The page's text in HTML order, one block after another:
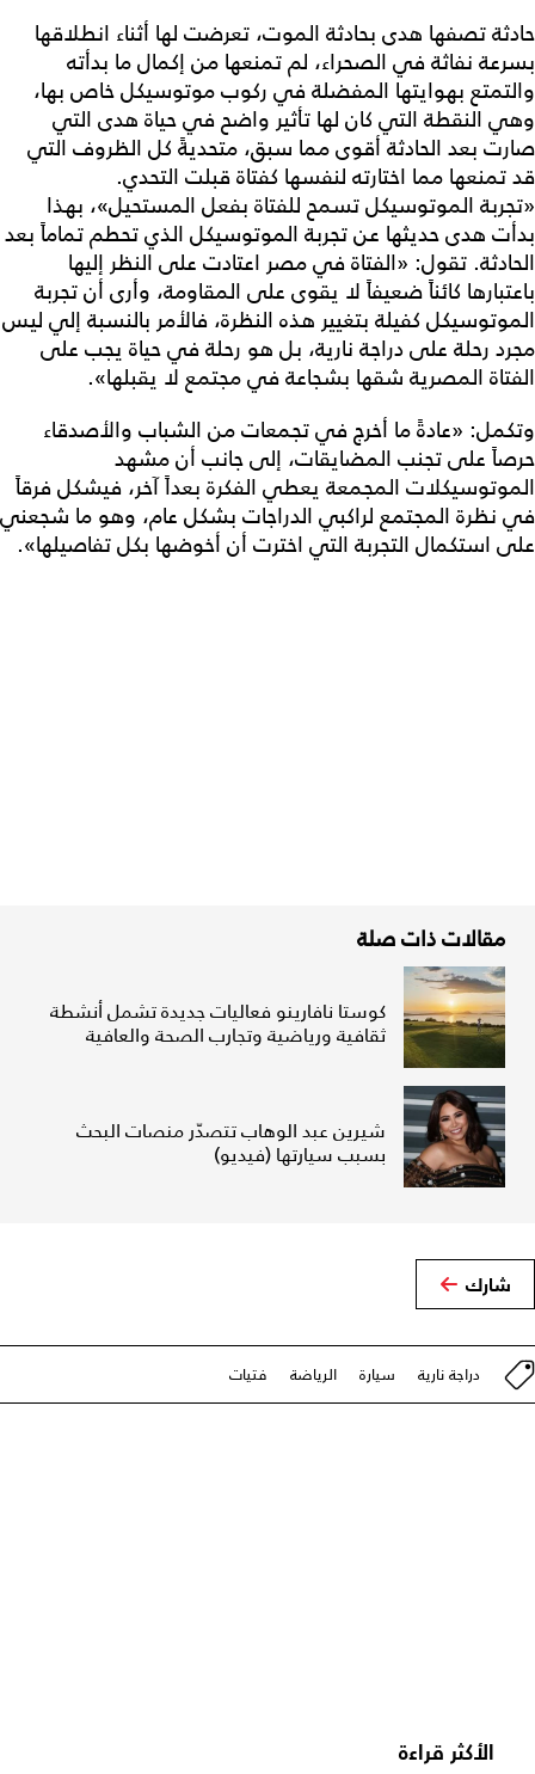
حادثة تصفها هدى بحادثة الموت، تعرضت لها أثناء انطلاقها
بسرعة نفاثة في الصحراء، لم تمنعها من إكمال ما بدأته
والتمتع بهوايتها المفضلة في ركوب موتوسيكل خاص بها،
وهي النقطة التي كان لها تأثير واضح في حياة هدى التي
صارت بعد الحادثة أقوى مما سبق، متحديةً كل الظروف التي
قد تمنعها مما اختارته لنفسها كفتاة قبلت التحدي.
«تجربة الموتوسيكل تسمح للفتاة بفعل المستحيل»، بهذا
بدأت هدى حديثها عن تجربة الموتوسيكل الذي تحطم تماماً بعد
الحادثة. تقول: «الفتاة في مصر اعتادت على النظر إليها
باعتبارها كائناً ضعيفاً لا يقوى على المقاومة، وأرى أن تجربة
الموتوسيكل كفيلة بتغيير هذه النظرة، فالأمر بالنسبة إلي ليس
مجرد رحلة على دراجة نارية، بل هو رحلة في حياة يجب على
الفتاة المصرية شقها بشجاعة في مجتمع لا يقبلها».
وتكمل: «عادةً ما أخرج في تجمعات من الشباب والأصدقاء
حرصاً على تجنب المضايقات، إلى جانب أن مشهد
الموتوسيكلات المجمعة يعطي الفكرة بعداً آخر، فيشكل فرقاً
في نظرة المجتمع لراكبي الدراجات بشكل عام، وهو ما شجعني
على استكمال التجربة التي اخترت أن أخوضها بكل تفاصيلها».
مقالات ذات صلة
كوستا نافارينو فعاليات جديدة تشمل أنشطة
ثقافية ورياضية وتجارب الصحة والعافية
شيرين عبد الوهاب تتصدّر منصات البحث
بسبب سيارتها (فيديو)
شارك
دراجة نارية سيارة الرياضة فتيات
الأكثر قراءة